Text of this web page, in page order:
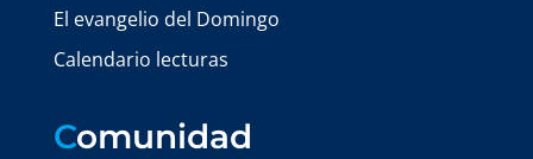
El evangelio del Domingo
Calendario lecturas
Comunidad